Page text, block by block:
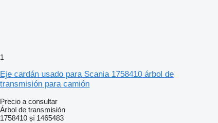
1
Eje cardán usado para Scania 1758410 árbol de
transmisión para camión
Precio a consultar
Árbol de transmisión
1758410 și 1465483